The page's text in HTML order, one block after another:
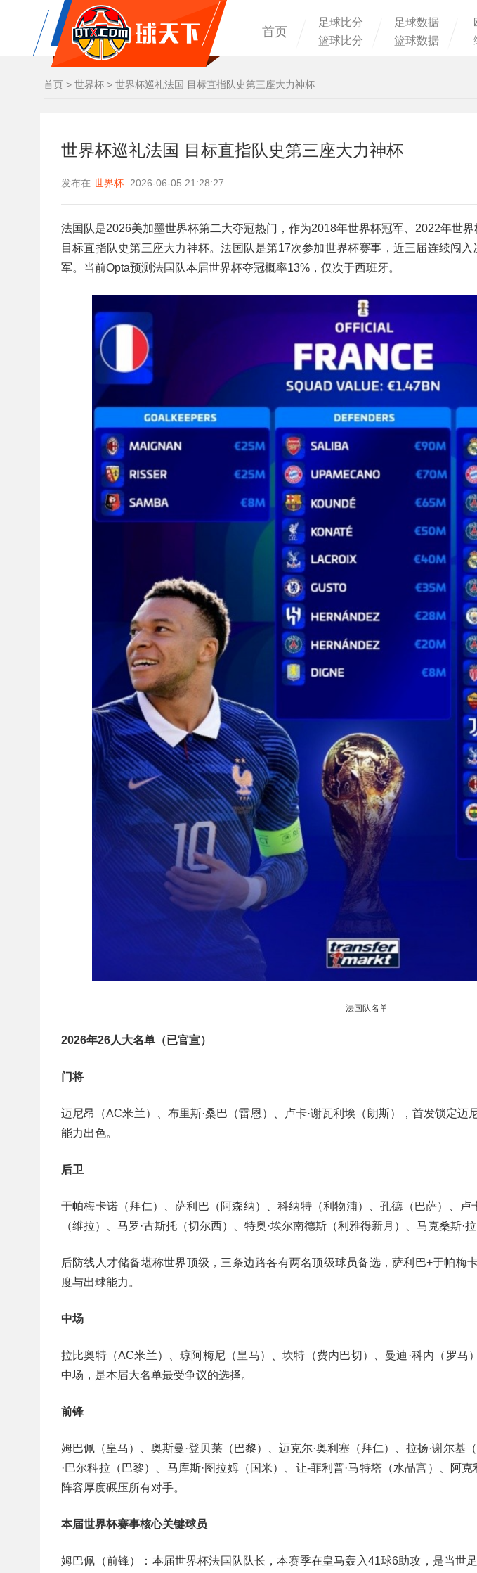
首页
足球比分
篮球比分
足球数据
篮球数据
首页 > 世界杯 > 世界杯巡礼法国 目标直指队史第三座大力神杯
世界杯巡礼法国 目标直指队史第三座大力神杯
发布在 世界杯 2026-06-05 21:28:27
法国队是2026美加墨世界杯‌第二大夺冠热门‌，作为2018年世界杯冠军、2022年世界
目标直指队史第三座大力神杯。法国队是第17次参加世界杯赛事，近三届连续闯
军。当前Opta预测法国队本届世界杯夺冠概率13%，仅次于西班牙。
法国队名单
2026年26人大名单（已官宣）
门将
迈尼昂（AC米兰）、布里斯·桑巴（雷恩）、卢卡·谢瓦利埃（朗斯），首发锁定
能力出色。
后卫
于帕梅卡诺（拜仁）、萨利巴（阿森纳）、科纳特（利物浦）、孔德（巴萨）、卢
（维拉）、马罗·古斯托（切尔西）、特奥·埃尔南德斯（利雅得新月）、马克桑斯·
后防线人才储备堪称世界顶级，三条边路各有两名顶级球员备选，萨利巴+于帕梅
度与出球能力。
中场
拉比奥特（AC米兰）、琼阿梅尼（皇马）、坎特（费内巴切）、曼迪·科内（罗马
中场，是本届大名单最受争议的选择。
前锋
姆巴佩（皇马）、奥斯曼·登贝莱（巴黎）、迈克尔·奥利塞（拜仁）、拉扬·谢尔基
·巴尔科拉（巴黎）、马库斯·图拉姆（国米）、让-菲利普·马特塔（水晶宫）、阿
阵容厚度碾压所有对手。
本届世界杯赛事核心关键球员
姆巴佩（前锋）‌：本届世界杯法国队队长，本赛季在皇马轰入41球6助攻，是当世